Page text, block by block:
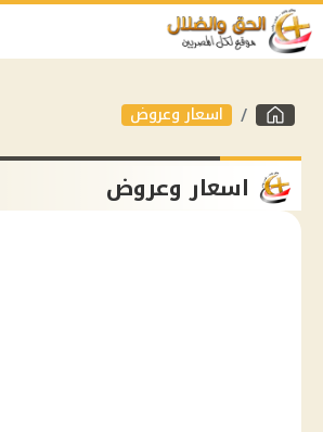
اسعار وعروض
اسعار وعروض